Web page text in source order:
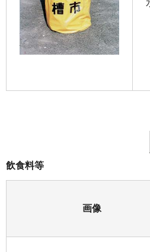
飲食料等
画像